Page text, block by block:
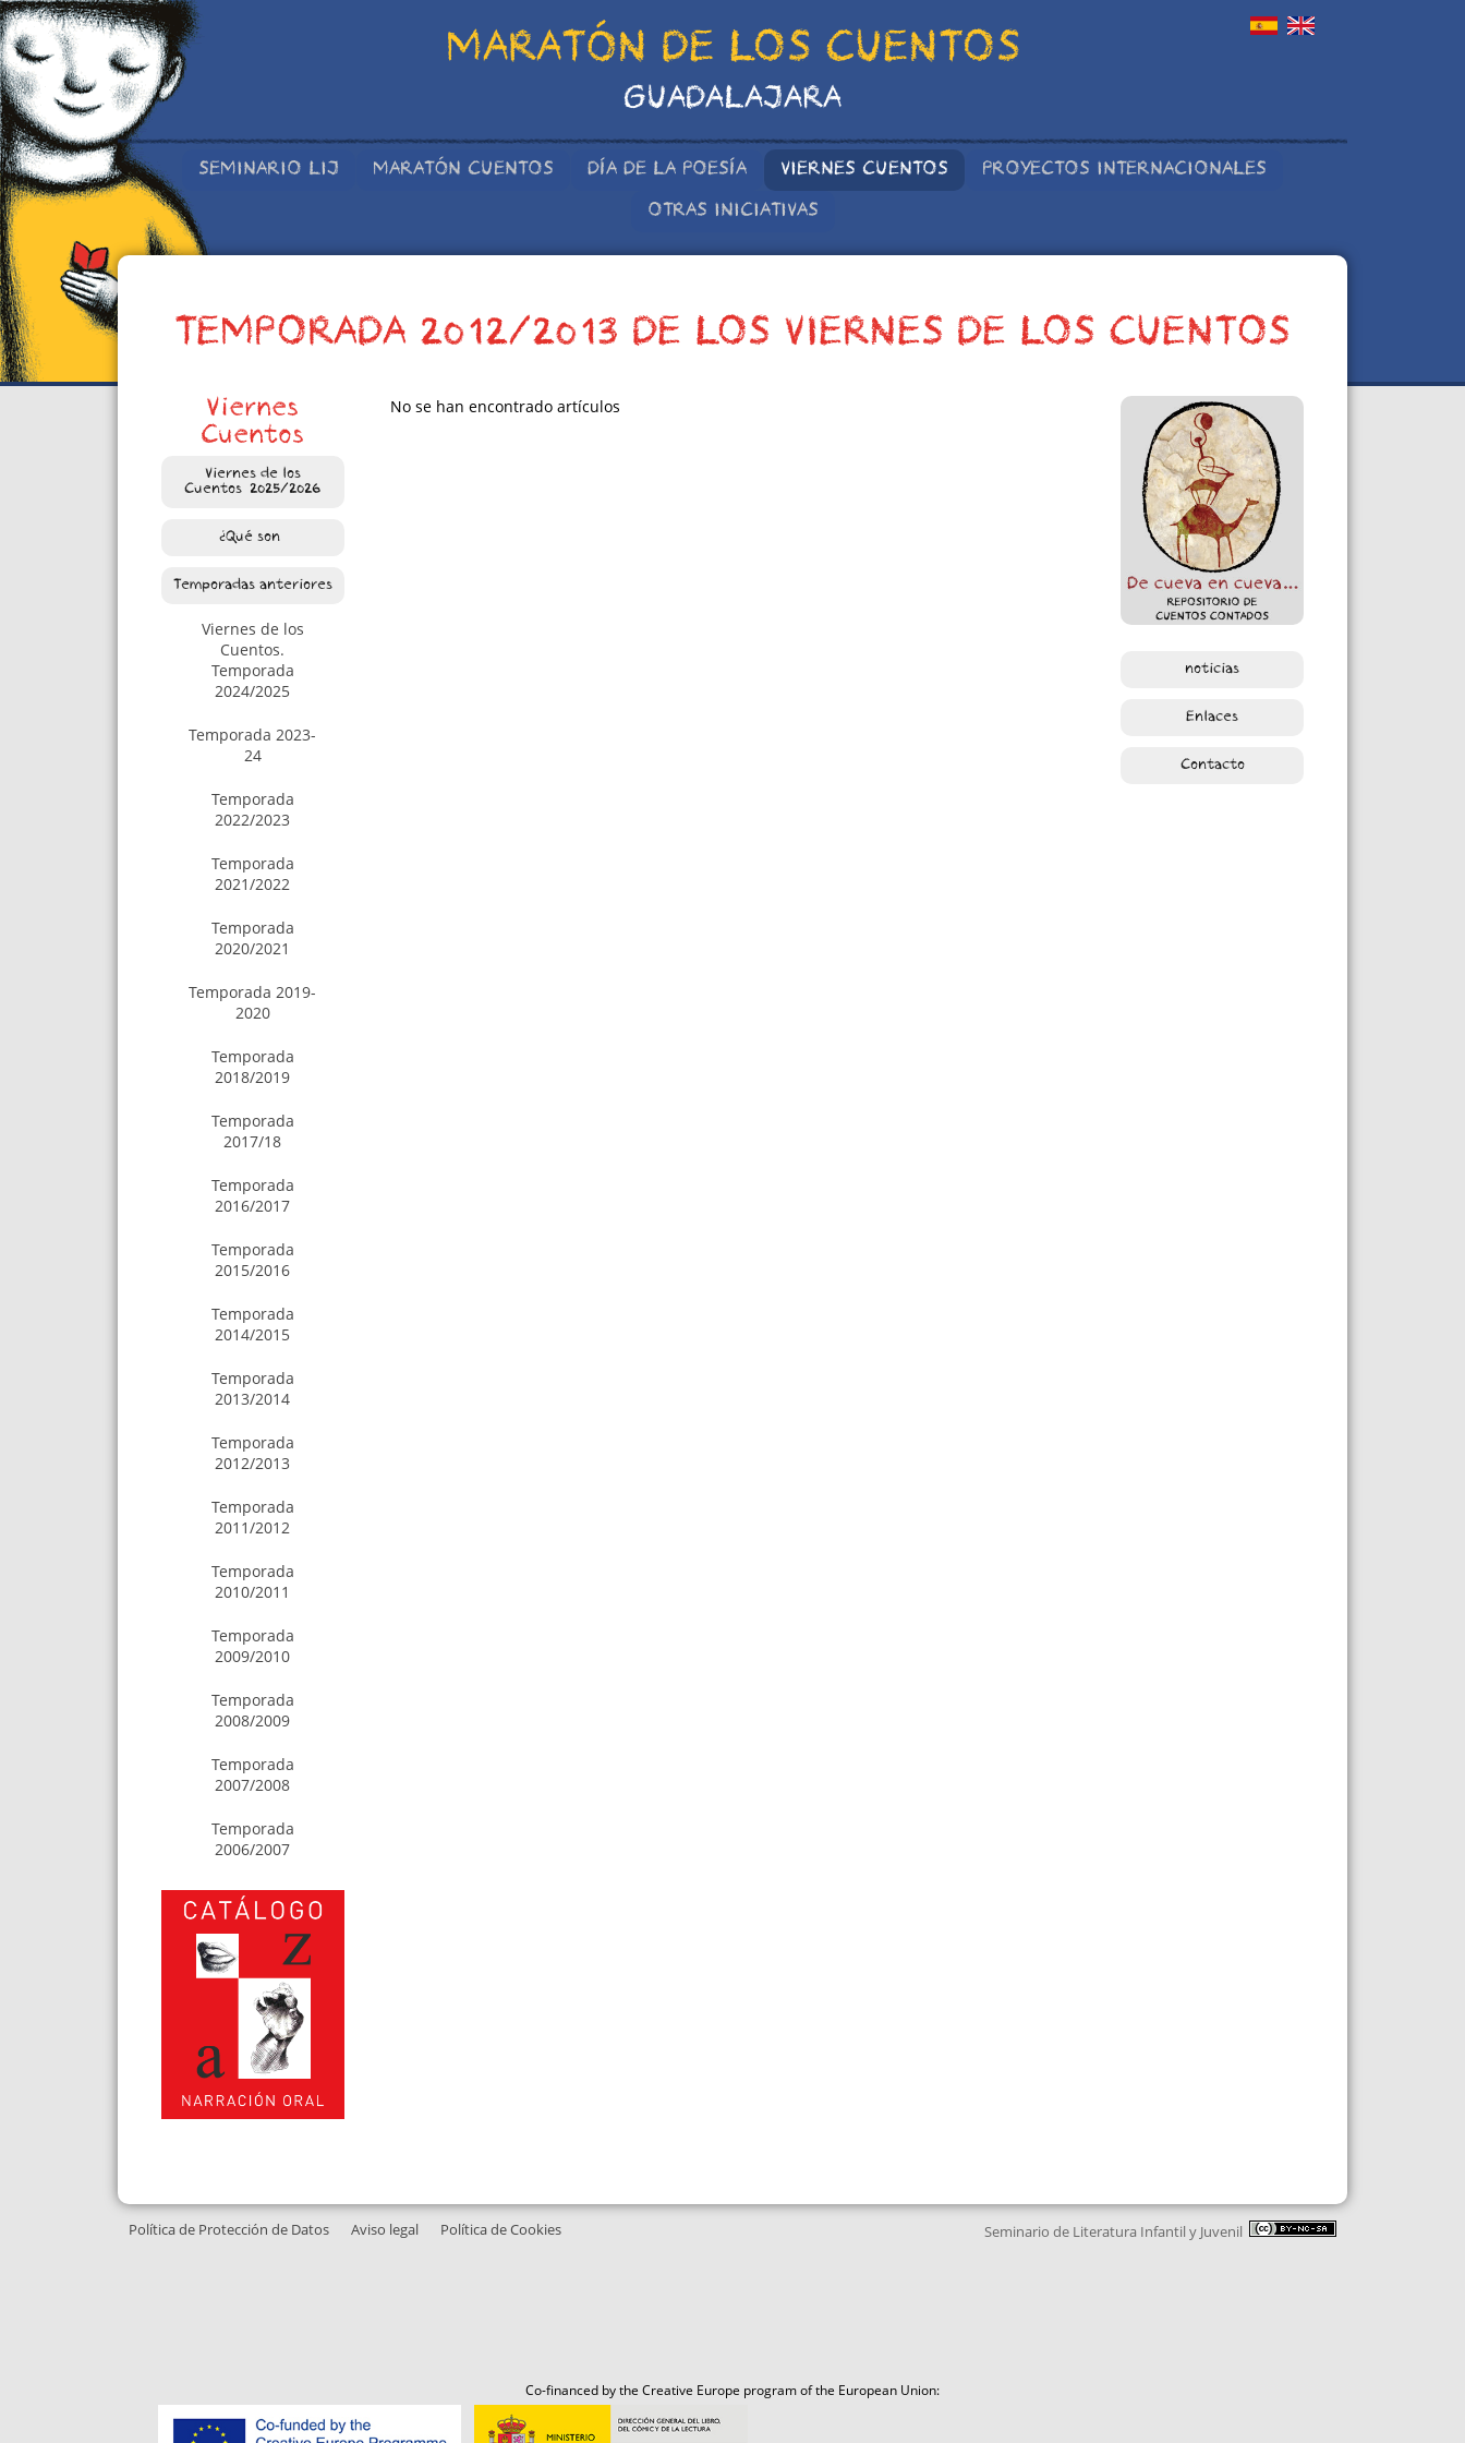
MARATÓN DE LOS CUENTOS
GUADALAJARA
SEMINARIO LIJ MARATÓN CUENTOS DÍA DE LA POESÍA VIERNES CUENTOS PROYECTOS INTERNACIONALES
OTRAS INICIATIVAS
TEMPORADA 2012/2013 DE LOS VIERNES DE LOS CUENTOS
Viernes
Cuentos
Viernes de los
Cuentos. 2025/2026
¿Qué son?
Temporadas anteriores
Viernes de los
Cuentos.
Temporada
2024/2025
Temporada 2023-
24
Temporada
2022/2023
Temporada
2021/2022
Temporada
2020/2021
Temporada 2019-
2020
Temporada
2018/2019
Temporada
2017/18
Temporada
2016/2017
Temporada
2015/2016
Temporada
2014/2015
Temporada
2013/2014
Temporada
2012/2013
Temporada
2011/2012
Temporada
2010/2011
Temporada
2009/2010
Temporada
2008/2009
Temporada
2007/2008
Temporada
2006/2007
noticias
Enlaces
Contacto
No se han encontrado artículos
Seminario de Literatura Infantil y Juvenil
Política de Protección de Datos Aviso legal Política de Cookies
Co-financed by the Creative Europe program of the European Union: